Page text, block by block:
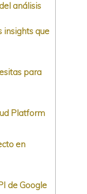
análisis
insights que
para
Platform
en
de Google